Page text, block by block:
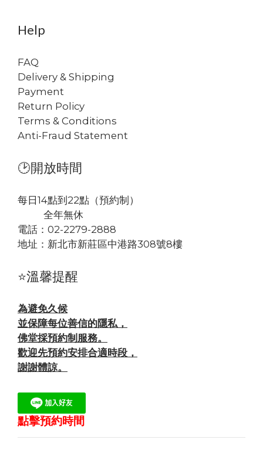
Help
FAQ
Delivery & Shipping
Payment
Return Policy
Terms & Conditions
Anti-Fraud Statement
🕑開放時間
每日14點到22點（預約制）
全年無休
電話：02-2279-2888
地址： 新北市新莊區中港路308號8樓
⭐溫馨提醒
為避免久候
並保障每位善信的隱私，
佛堂採預約制服務。
歡迎先預約安排合適時段，
謝謝體諒。
點擊預約時間